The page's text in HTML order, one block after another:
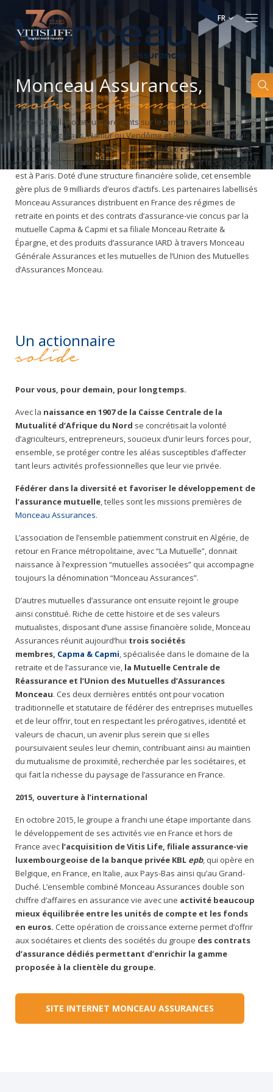
FR
Monceau Assurances,
notre actionnaire
Avec 440 collaborateurs présents sur le terrain et sur les sites de
Luxembourg, Paris, Namur ou Vendôme et 80 agences générales,
Monceau Assurances fédère des sociétés d’essence mutualiste
diversifiées, servant plus de 300.000 clients et dont le siège social
est à Paris. Doté d’une structure financière solide, cet ensemble
gère plus de 9 milliards d’euros d’actifs. Les partenaires labellisés
Monceau Assurances distribuent en France des régimes de
retraite en points et des contrats d’assurance-vie concus par la
mutuelle Capma & Capmi et sa filiale Monceau Retraite &
Épargne, et des produits d’assurance IARD à travers Monceau
Générale Assurances et les mutuelles de l’Union des Mutuelles
d’Assurances Monceau.
Un actionnaire
solide
Pour vous, pour demain, pour longtemps.
Avec la naissance en 1907 de la Caisse Centrale de la
Mutualité d’Afrique du Nord se concrétisait la volonté
d’agriculteurs, entrepreneurs, soucieux d’unir leurs forces pour,
ensemble, se protéger contre les aléas susceptibles d’affecter
tant leurs activités professionnelles que leur vie privée.
Fédérer dans la diversité et favoriser le développement de
l’assurance mutuelle, telles sont les missions premières de
Monceau Assurances.
L’association de l’ensemble patiemment construit en Algérie, de
retour en France métropolitaine, avec “La Mutuelle”, donnait
naissance à l’expression “mutuelles associées” qui accompagne
toujours la dénomination “Monceau Assurances”.
D’autres mutuelles d’assurance ont ensuite rejoint le groupe
ainsi constitué. Riche de cette histoire et de ses valeurs
mutualistes, disposant d’une assise financière solide, Monceau
Assurances réunit aujourd’hui trois sociétés
membres, Capma & Capmi, spécialisée dans le domaine de la
retraite et de l’assurance vie, la Mutuelle Centrale de
Réassurance et l’Union des Mutuelles d’Assurances
Monceau. Ces deux dernières entités ont pour vocation
traditionnelle et statutaire de fédérer des entreprises mutuelles
et de leur offrir, tout en respectant les prérogatives, identité et
valeurs de chacun, un avenir plus serein que si elles
poursuivaient seules leur chemin, contribuant ainsi au maintien
du mutualisme de proximité, recherchée par les sociétaires, et
qui fait la richesse du paysage de l’assurance en France.
2015, ouverture à l’international
En octobre 2015, le groupe a franchi une étape importante dans
le développement de ses activités vie en France et hors de
France avec l’acquisition de Vitis Life, filiale assurance-vie
luxembourgeoise de la banque privée KBL epb, qui opère en
Belgique, en France, en Italie, aux Pays-Bas ainsi qu’au Grand-
Duché. L’ensemble combiné Monceau Assurances double son
chiffre d’affaires en assurance vie avec une activité beaucoup
mieux équilibrée entre les unités de compte et les fonds
en euros. Cette opération de croissance externe permet d’offrir
aux sociétaires et clients des sociétés du groupe des contrats
d’assurance dédiés permettant d’enrichir la gamme
proposée à la clientèle du groupe.
SITE INTERNET MONCEAU ASSURANCES